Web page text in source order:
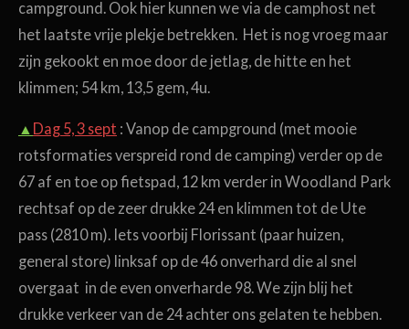
campground. Ook hier kunnen we via de camphost net
het laatste vrije plekje betrekken. Het is nog vroeg maar
zijn gekookt en moe door de jetlag, de hitte en het
klimmen; 54 km, 13,5 gem, 4u.
▲ Dag 5, 3 sept : Vanop de campground (met mooie
rotsformaties verspreid rond de camping) verder op de
67 af en toe op fietspad, 12 km verder in Woodland Park
rechtsaf op de zeer drukke 24 en klimmen tot de Ute
pass (2810 m). Iets voorbij Florissant (paar huizen,
general store) linksaf op de 46 onverhard die al snel
overgaat in de even onverharde 98. We zijn blij het
drukke verkeer van de 24 achter ons gelaten te hebben.